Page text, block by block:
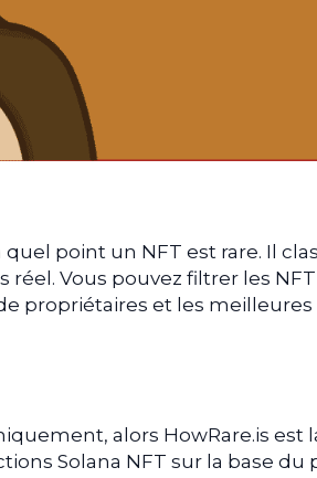
point un NFT est rare. Il
Vous pouvez filtrer les
propriétaires et les meilleures
alors HowRare.is est
Solana NFT sur la base du